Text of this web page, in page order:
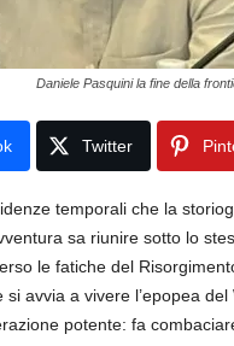
Daniele Pasquini la fine della
Twitter
temporali che la
sa riunire sotto lo
le fatiche del
si avvia a vivere l’epopea
potente: fa